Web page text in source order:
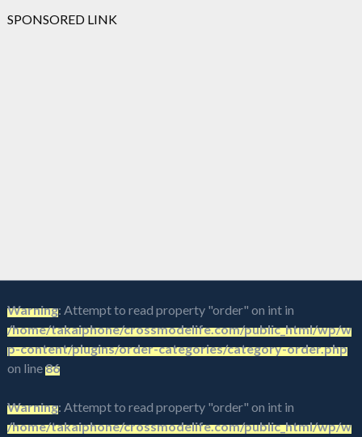
SPONSORED LINK
Warning: Attempt to read property "order" on int in
/home/takaiphone/crossmodelife.com/public_html/wp/w
p-content/plugins/order-categories/category-order.php
on line86
Warning: Attempt to read property "order" on int in
/home/takaiphone/crossmodelife.com/public_html/wp/w